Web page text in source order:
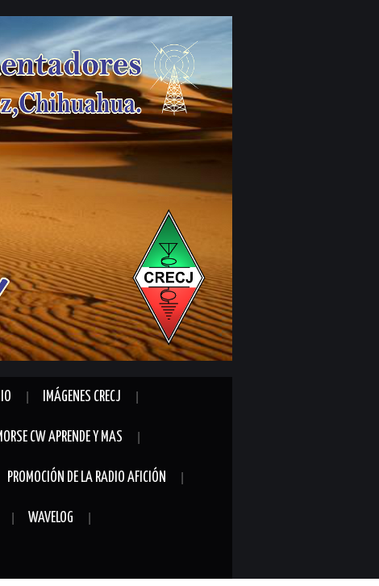
IMÁGENES CRECJ
CW APRENDE Y MAS
PROMOCIÓN DE LA RADIO AFICIÓN
WAVELOG